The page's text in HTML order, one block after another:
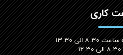
کاری
الی ۱۳:۳۰